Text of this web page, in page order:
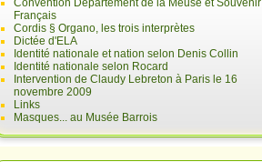
Convention Département de la Meuse et Souvenir
Français
Cordis § Organo, les trois interprètes
Dictée d'ELA
Identité nationale et nation selon Denis Collin
Identité nationale selon Rocard
Intervention de Claudy Lebreton à Paris le 16
novembre 2009
Links
Masques... au Musée Barrois